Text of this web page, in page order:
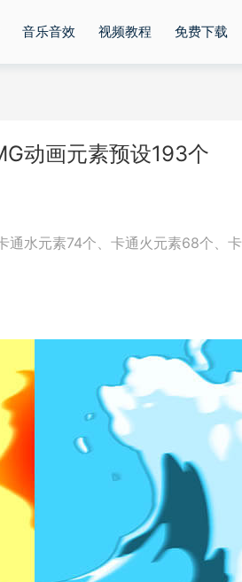
音乐音效 视频教程 免费下载
动画元素预设193个
通水元素74个、卡通火元素68个、卡